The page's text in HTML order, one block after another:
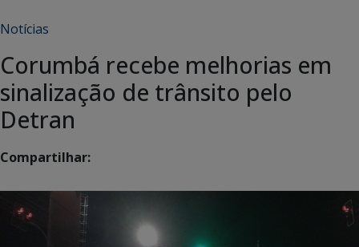
Notícias
Corumbá recebe melhorias em
sinalização de trânsito pelo
Detran
Compartilhar: